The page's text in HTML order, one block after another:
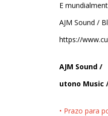
E
AJM Sound /
https://
AJM Sound /
utono Music
• Prazo para